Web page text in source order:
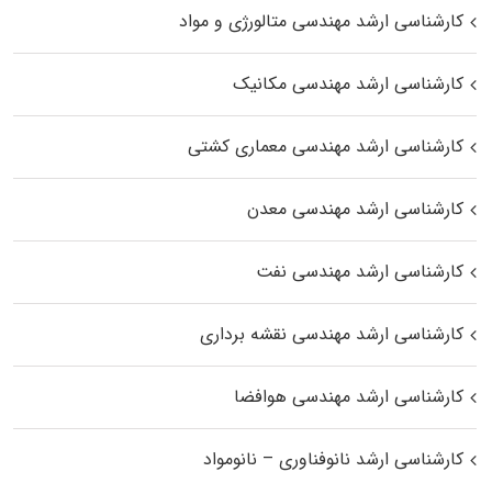
کارشناسی ارشد مهندسی متالورژی و مواد
کارشناسی ارشد مهندسی مکانیک
کارشناسی ارشد مهندسی معماری کشتی
کارشناسی ارشد مهندسی معدن
کارشناسی ارشد مهندسی نفت
کارشناسی ارشد مهندسی نقشه برداری
کارشناسی ارشد مهندسی هوافضا
کارشناسی ارشد نانوفناوری – نانومواد